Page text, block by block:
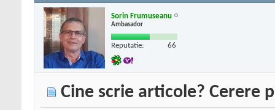
Sorin Frumuseanu
Ambasador
Reputatie: 66
Cine scrie articole? Cerere